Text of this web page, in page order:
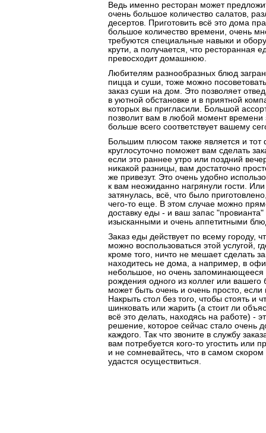
Ведь именно ресторан может
очень большое количество салатов,
десертов. Приготовить всё это дома
большое количество времени, очень
требуются специальные навыки и
крути, а получается, что ресторанная
превосходит домашнюю.
Любителям разнообразных блюд
пицца и суши, тоже можно
заказ суши на дом. Это позволяет
в уютной обстановке и в приятной
которых вы пригласили. Большой
позволит вам в любой момент времени
больше всего соответствует вашему
Большим плюсом также является и тот
круглосуточно поможет вам сделать
если это раннее утро или поздний
никакой разницы, вам достаточно
же привезут. Это очень удобно
к вам неожиданно нагрянули гости. Или
затянулась, всё, что было
чего-то еще. В этом случае можно
доставку еды - и ваш запас
изысканными и очень аппетитными
Заказ еды действует по всему городу,
можно воспользоваться этой услугой,
кроме того, ничто не мешает сделать
находитесь не дома, а например, в
небольшое, но очень запоминающееся
рождения одного из коллег или вашего
может быть очень и очень просто, если
Накрыть стол без того, чтобы стоять и
шинковать или жарить (а стоит ли
всё это делать, находясь на работе) -
решение, которое сейчас стало очень
каждого. Так что звоните в службу
вам потребуется кого-то угостить или
и не сомневайтесь, что в самом
удастся осуществиться.